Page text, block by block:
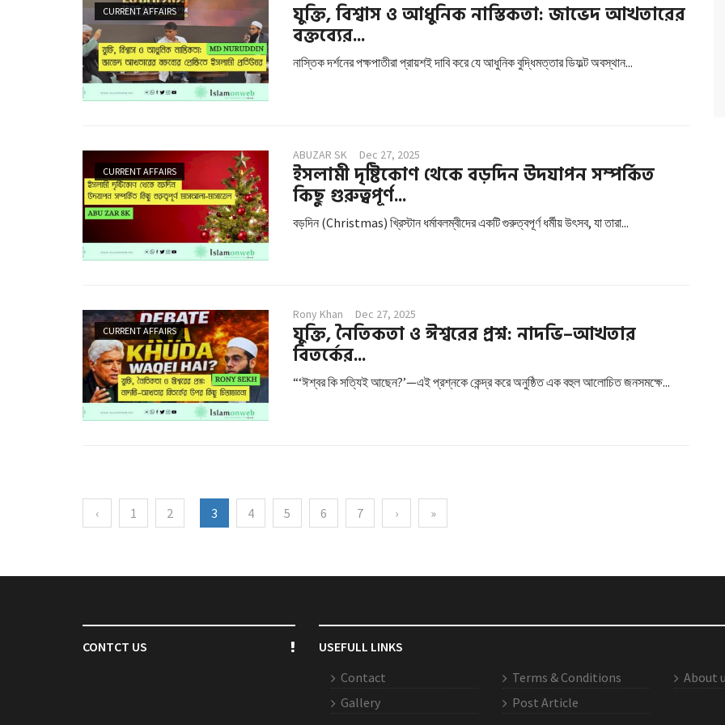
CURRENT AFFAIRS যুক্তি, বিশ্বাস ও আধুনিক নাস্তিকতা: জাভেদ আখতারের
বক্তব্যের...
নাস্তিক দর্শনের পক্ষপাতীরা প্রায়শই দাবি করে যে আধুনিক বুদ্ধিমত্তার ডিফল্ট অবস্থান...
CURRENT AFFAIRS
ABUZAR SK Dec 27, 2025
ইসলামী দৃষ্টিকোণ থেকে বড়দিন উদযাপন সম্পর্কিত
কিছু গুরুত্বপূর্ণ...
বড়দিন (Christmas) খ্রিস্টান ধর্মাবলম্বীদের একটি গুরুত্বপূর্ণ ধর্মীয় উৎসব, যা তারা...
CURRENT AFFAIRS
Rony Khan Dec 27, 2025
যুক্তি, নৈতিকতা ও ঈশ্বরের প্রশ্ন: নাদভি–আখতার
বিতর্কের...
“‘ঈশ্বর কি সত্যিই আছেন?’—এই প্রশ্নকে কেন্দ্র করে অনুষ্ঠিত এক বহুল আলোচিত জনসমক্ষে...
‹ 1 2 3 4 5 6 7 › »
CONTCT US
USEFULL LINKS
Contact
Gallery
Terms & Conditions
Post Article
About